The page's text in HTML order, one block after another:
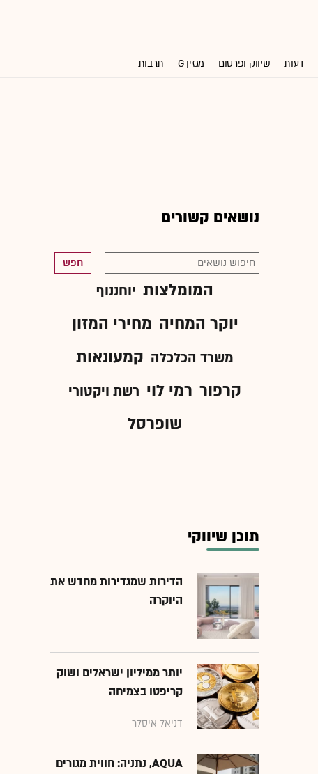
דעות שיווק ופרסום מגזין G תרבות
נושאים קשורים
חפש
המומלצות יוחננוף
יוקר המחיה מחירי המזון
משרד הכלכלה קמעונאות
קרפור רמי לוי רשת ויקטורי
שופרסל
תוכן שיווקי
הדירות שמגדירות מחדש את
היוקרה
יותר ממיליון ישראלים ושוק
קריפטו בצמיחה
דניאל איסלר
AQUA, נתניה: חווית מגורים